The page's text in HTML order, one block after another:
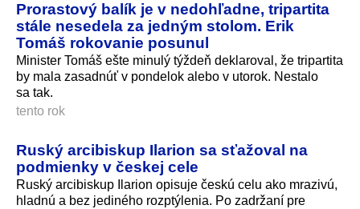
Prorastový balík je v nedohľadne, tripartita
stále nesedela za jedným stolom. Erik
Tomáš rokovanie posunul
Minister Tomáš ešte minulý týždeň deklaroval, že tripartita
by mala zasadnúť v pondelok alebo v utorok. Nestalo
sa tak.
tento rok
Ruský arcibiskup Ilarion sa sťažoval na
podmienky v českej cele
Ruský arcibiskup Ilarion opisuje českú celu ako mrazivú,
hladnú a bez jediného rozptýlenia. Po zadržaní pre